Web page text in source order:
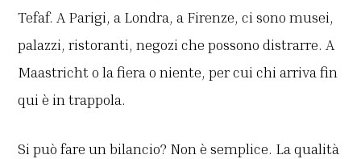
Tefaf. A Parigi, a Londra, a Firenze, ci sono musei,
palazzi, ristoranti, negozi che possono distrarre. A
Maastricht o la fiera o niente, per cui chi arriva fin
qui è in trappola.
Si può fare un bilancio? Non è semplice. La qualità